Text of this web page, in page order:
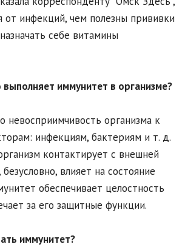
от инфекций, чем полезны прививки
себе витамины
иммунитет в организме?
невосприимчивость организма к
инфекциям, бактериям и т. д.
контактирует с внешней
влияет на состояние
обеспечивает целостность
за его защитные функции.
иммунитет?